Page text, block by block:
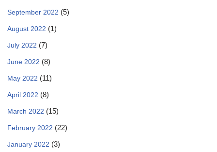
September 2022 (5)
August 2022 (1)
July 2022 (7)
June 2022 (8)
May 2022 (11)
April 2022 (8)
March 2022 (15)
February 2022 (22)
January 2022 (3)